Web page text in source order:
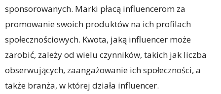
sponsorowanych. Marki płacą influencerom za
promowanie swoich produktów na ich profilach
społecznościowych. Kwota, jaką influencer może
zarobić, zależy od wielu czynników, takich jak liczba
obserwujących, zaangażowanie ich społeczności, a
także branża, w której działa influencer.